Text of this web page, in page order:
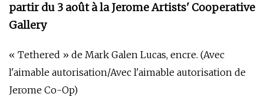
partir du 3 août à la Jerome Artists' Cooperative
Gallery
« Tethered » de Mark Galen Lucas, encre. (Avec
l'aimable autorisation/Avec l'aimable autorisation de
Jerome Co-Op)